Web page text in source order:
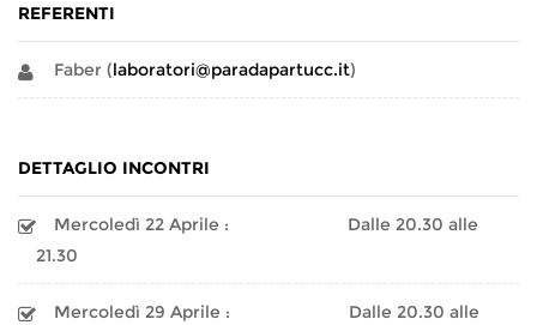
REFERENTI
Faber (laboratori@paradapartucc.it)
DETTAGLIO INCONTRI
Mercoledì 22 Aprile :
Dalle 20.30 alle
21.30
Mercoledì 29 Aprile :
Dalle 20.30 alle